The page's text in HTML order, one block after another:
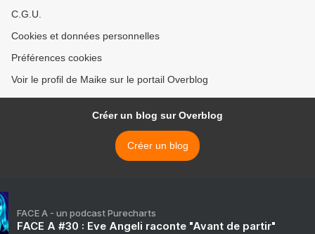
C.G.U.
Cookies et données personnelles
Préférences cookies
Voir le profil de Maike sur le portail Overblog
Créer un blog sur Overblog
Créer un blog
FACE A - un podcast Purecharts
FACE A #30 : Eve Angeli raconte "Avant de partir"